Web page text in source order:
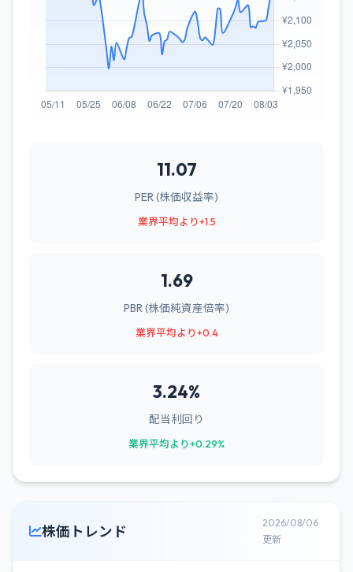
11.07
PER (株価収益率)
業界平均より+1.5
1.69
PBR (株価純資産倍率)
業界平均より+0.4
3.24%
配当利回り
業界平均より+0.29%
株価トレンド
2026/08/06
更新